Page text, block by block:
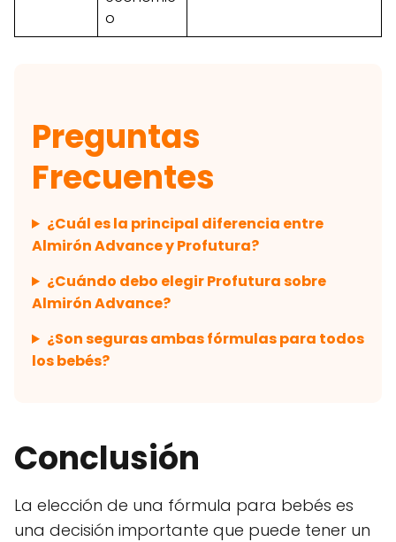
o
Preguntas
Frecuentes
¿Cuál es la principal diferencia entre
Almirón Advance y Profutura?
¿Cuándo debo elegir Profutura sobre
Almirón Advance?
¿Son seguras ambas fórmulas para todos
los bebés?
Conclusión
La elección de una fórmula para bebés es
una decisión importante que puede tener un